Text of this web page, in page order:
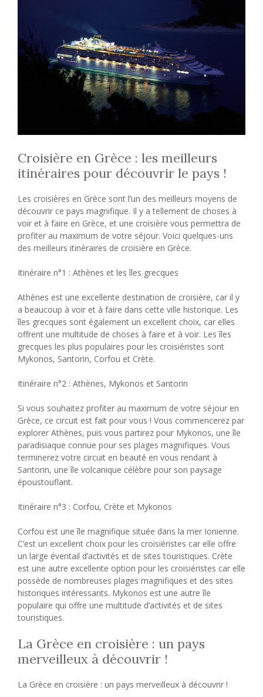
Croisière en Grèce : les meilleurs
itinéraires pour découvrir le pays !
Les croisières en Grèce sont l’un des meilleurs moyens de
découvrir ce pays magnifique. Il y a tellement de choses à
voir et à faire en Grèce, et une croisière vous permettra de
profiter au maximum de votre séjour. Voici quelques-uns
des meilleurs itinéraires de croisière en Grèce.
Itinéraire n°1 : Athènes et les îles grecques
Athènes est une excellente destination de croisière, car il y
a beaucoup à voir et à faire dans cette ville historique. Les
îles grecques sont également un excellent choix, car elles
offrent une multitude de choses à faire et à voir. Les îles
grecques les plus populaires pour les croisiéristes sont
Mykonos, Santorin, Corfou et Crète.
Itinéraire n°2 : Athènes, Mykonos et Santorin
Si vous souhaitez profiter au maximum de votre séjour en
Grèce, ce circuit est fait pour vous ! Vous commencerez par
explorer Athènes, puis vous partirez pour Mykonos, une île
paradisiaque connue pour ses plages magnifiques. Vous
terminerez votre circuit en beauté en vous rendant à
Santorin, une île volcanique célèbre pour son paysage
époustouflant.
Itinéraire n°3 : Corfou, Crète et Mykonos
Corfou est une île magnifique située dans la mer Ionienne.
C’est un excellent choix pour les croisiéristes car elle offre
un large éventail d’activités et de sites touristiques. Crète
est une autre excellente option pour les croisiéristes car elle
possède de nombreuses plages magnifiques et des sites
historiques intéressants. Mykonos est une autre île
populaire qui offre une multitude d’activités et de sites
touristiques.
La Grèce en croisière : un pays
merveilleux à découvrir !
La Grèce en croisière : un pays merveilleux à découvrir !